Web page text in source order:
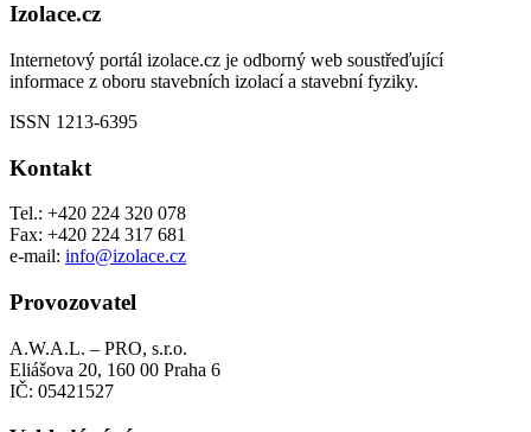
Izolace.cz
Internetový portál izolace.cz je odborný web soustřeďující
informace z oboru stavebních izolací a stavební fyziky.
ISSN 1213-6395
Kontakt
Tel.: +420 224 320 078
Fax: +420 224 317 681
e-mail: info@izolace.cz
Provozovatel
A.W.A.L. – PRO, s.r.o.
Eliášova 20, 160 00 Praha 6
IČ: 05421527